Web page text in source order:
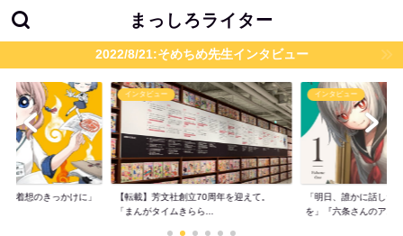
まっしろライター
2022/8/21:そめちめ先生インタビュー
が着想のきっかけに」
インタビュー
【転載】芳文社創立70周年を迎えて。
「まんがタイムきらら...
インタビュー
「明日、誰かに話した
を」『六条さんのア...